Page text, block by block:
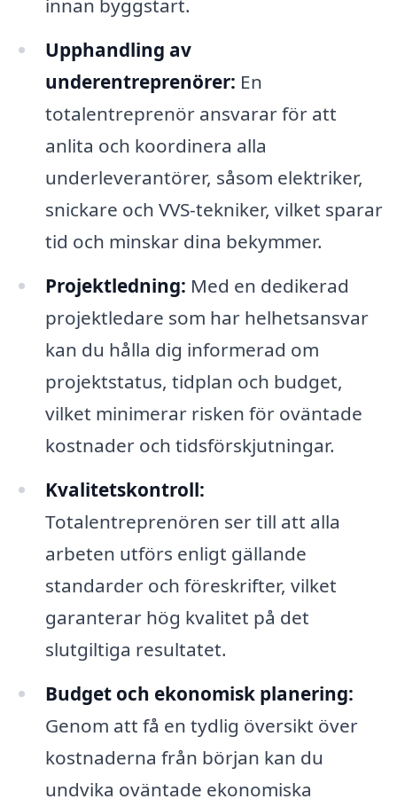
innan byggstart.
Upphandling av
underentreprenörer: En
totalentreprenör ansvarar för att
anlita och koordinera alla
underleverantörer, såsom elektriker,
snickare och VVS-tekniker, vilket sparar
tid och minskar dina bekymmer.
Projektledning: Med en dedikerad
projektledare som har helhetsansvar
kan du hålla dig informerad om
projektstatus, tidplan och budget,
vilket minimerar risken för oväntade
kostnader och tidsförskjutningar.
Kvalitetskontroll:
Totalentreprenören ser till att alla
arbeten utförs enligt gällande
standarder och föreskrifter, vilket
garanterar hög kvalitet på det
slutgiltiga resultatet.
Budget och ekonomisk planering:
Genom att få en tydlig översikt över
kostnaderna från början kan du
undvika oväntade ekonomiska